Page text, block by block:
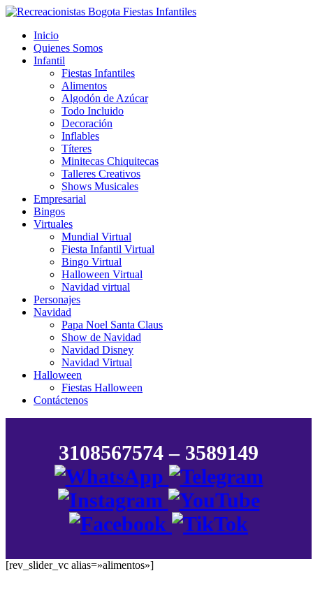
Inicio
Quienes Somos
Infantil
Fiestas Infantiles
Alimentos
Algodón de Azúcar
Todo Incluido
Decoración
Inflables
Títeres
Minitecas Chiquitecas
Talleres Creativos
Shows Musicales
Empresarial
Bingos
Virtuales
Mundial Virtual
Fiesta Infantil Virtual
Bingo Virtual
Halloween Virtual
Navidad virtual
Personajes
Navidad
Papa Noel Santa Claus
Show de Navidad
Navidad Disney
Navidad Virtual
Halloween
Fiestas Halloween
Contáctenos
3108567574 – 3589149
[rev_slider_vc alias=»alimentos»]